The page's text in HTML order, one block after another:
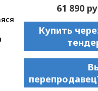
61 890
Купить